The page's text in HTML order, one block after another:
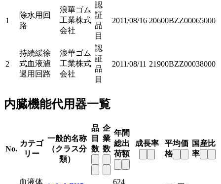
1
除水用回
路
浪華ゴム
工業株式
会社
認
証
品
目
2011/08/16 20600BZZ00065000
2
持続緩徐
式血液濾
過用回路
浪華ゴム
工業株式
会社
認
証
品
目
2011/08/11 21900BZZ00038000
内臓機能代用器一覧
No.
カテゴ
リー
一般的名称
（クラス分
類）
品
目
数
企
業
数
年間
総出
荷額
成長率
平均価
格
国産比
率
血液体
624